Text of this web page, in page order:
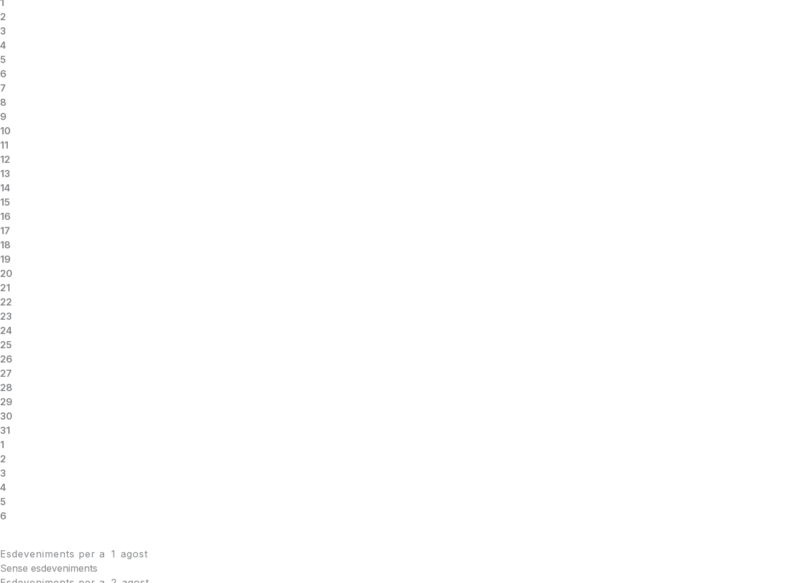
1
2
3
4
5
6
7
8
9
10
11
12
13
14
15
16
17
18
19
20
21
22
23
24
25
26
27
28
29
30
31
1
2
3
4
5
6
Esdeveniments per a 1 agost
Sense esdeveniments